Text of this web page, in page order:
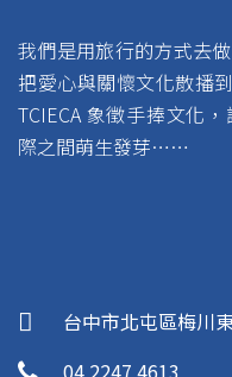
我們是用旅行的方式去
把愛心與關懷文化散播
TCIECA 象徵手捧文化
際之間萌生發芽……
台中市北屯區梅川
04 2247 4613